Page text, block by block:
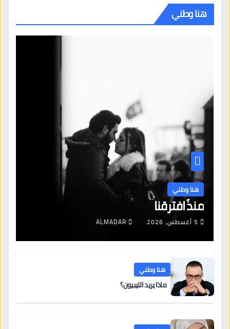
هنا وطني
هنا وطني
منذُ افترقنا
5 أغسطس، 2026 ALMADAR
هنا وطني
ماذا يريد الليبيون؟